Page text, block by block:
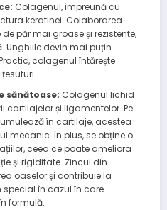
Colagenul, împreună cu
keratinei. Colaborarea
păr mai groase și rezistente,
Unghiile devin mai puțin
colagenul întărește
sănătoase: Colagenul lichid
cartilajelor și ligamentelor. Pe
în cartilaje, acestea
mecanic. În plus, se obține o
ceea ce poate ameliora
și rigiditate. Zincul din
oaselor și contribuie la
în cazul în care
formulă.